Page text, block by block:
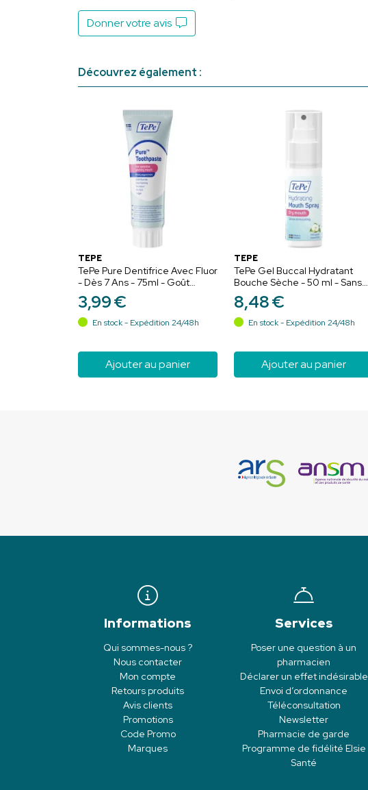
Donner votre avis
Découvrez également :
TEPE
TePe Pure Dentifrice Avec Fluor
- Dès 7 Ans - 75ml - Goût
Menthe Douce - Pour gencives
sensibles et bouche sèche
3,99€
En stock - Expédition 24/48h
Ajouter au panier
TEPE
TePe Gel Buccal Hydratant
Bouche Sèche - 50 ml - Sans
Saveur - Soulagement
immédiat et hydrate
8,48€
En stock - Expédition 24/48h
Ajouter au panier
Informations
Qui sommes-nous ?
Nous contacter
Mon compte
Retours produits
Avis clients
Promotions
Code Promo
Marques
Services
Poser une question à un
pharmacien
Déclarer un effet indésirable
Envoi d’ordonnance
Téléconsultation
Newsletter
Pharmacie de garde
Programme de fidélité Elsie
Santé